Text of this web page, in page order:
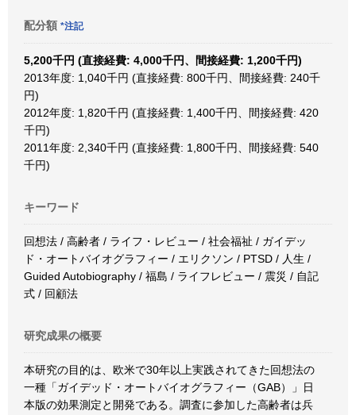
配分額 *注記
5,200千円 (直接経費: 4,000千円、間接経費: 1,200千円)
2013年度: 1,040千円 (直接経費: 800千円、間接経費: 240千
円)
2012年度: 1,820千円 (直接経費: 1,400千円、間接経費: 420
千円)
2011年度: 2,340千円 (直接経費: 1,800千円、間接経費: 540
千円)
キーワード
回想法 / 高齢者 / ライフ・レビュー / 社会福祉 / ガイデッ
ド・オートバイオグラフィー / エリクソン / PTSD / 人生 /
Guided Autobiography / 福島 / ライフレビュー / 震災 / 自記
式 / 回顧法
研究成果の概要
本研究の目的は、欧米で30年以上実践されてきた回想法の
一種「ガイデッド・オートバイオグラフィー（GAB）」日
本版の効果測定と開発である。調査に参加した高齢者は兵